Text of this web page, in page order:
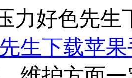
力好色先
生下载苹